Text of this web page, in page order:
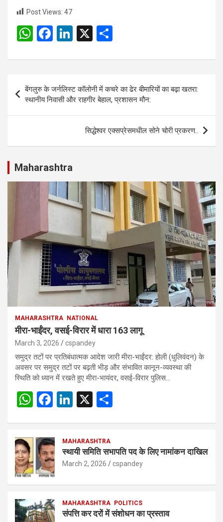
Post Views: 47
W
at
A
p
F
ce
b
o
o
Li
ke
dI
n
X
ar
e
Post
navigation
बेंगलुरु के जर्नलिस्ट कॉलोनी में कचरे का ढेर बीमारियों का बढ़ा खतरा:
स्थानीय निवासी और राहगीर बेहाल, प्रशासन मौन:
सिद्धेश्वर एक्सप्रेसमधील सोने चोरी प्रकरण..
Maharashtra
MAHARASHTRA NATIONAL
मीरा-भाईंदर, वसई-विरार में धारा 163 लागू
March 3, 2026 cspandey
समुद्र तटों पर प्रतिबंधात्मक आदेश जारी मीरा-भाईंदर: होली (धुलिवंदन) के
अवसर पर समुद्र तटों पर बढ़ती भीड़ और संभावित कानून-व्यवस्था की
स्थिति को ध्यान में रखते हुए मीरा-भायंदर, वसई-विरार पुलिस…
W
s
A
p
p
F
b
o
o
k
Li
dI
n
X
e
MAHARASHTRA
स्थायी समिति सभापति पद के लिए नामांकन दाखिल
March 2, 2026 cspandey
MAHARASHTRA POLITICS
संपत्ति कर दरों में संशोधन का प्रस्ताव